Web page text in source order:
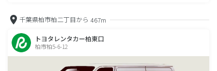
千葉県柏市柏二丁目から 467m
トヨタレンタカー柏東口
柏市柏5-6-12